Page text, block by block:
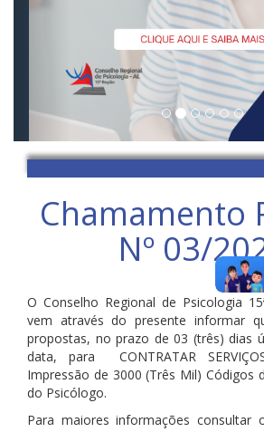
Chamamento
Nº 03/
O Conselho Regional de Psicologia
vem através do presente informar
propostas, no prazo de 03 (três) dias
data, para CONTRATAR
Impressão de 3000 (Três Mil) Códigos
do Psicólogo.
Para maiores informações consultar